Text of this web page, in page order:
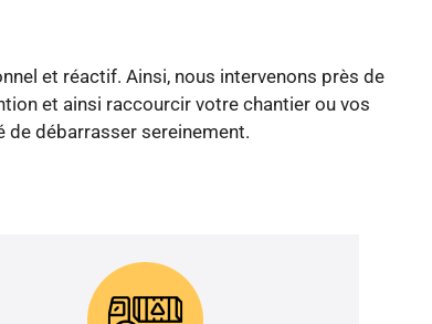
et réactif. Ainsi, nous intervenons près de
et ainsi raccourcir votre chantier ou vos
de débarrasser sereinement.